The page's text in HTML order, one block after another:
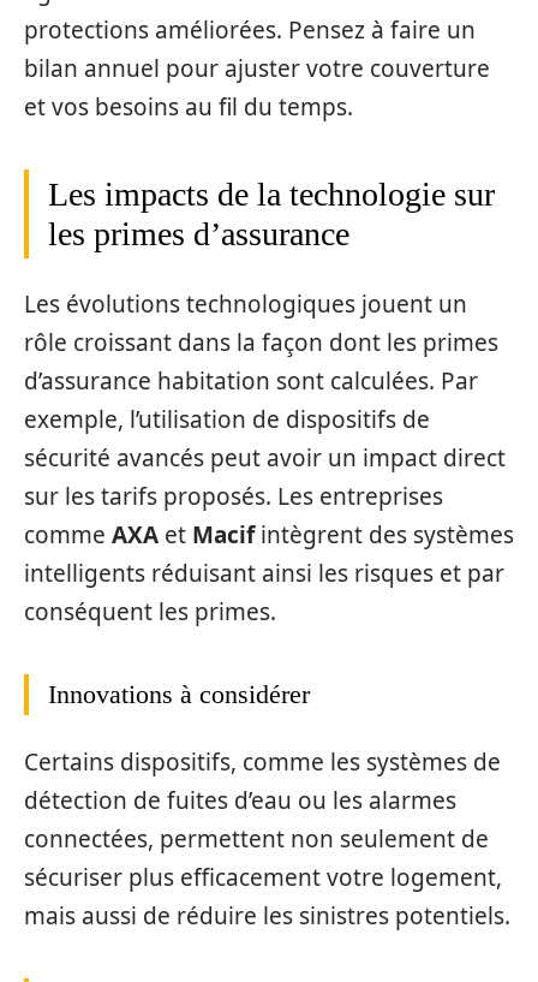
protections améliorées. Pensez à faire un
bilan annuel pour ajuster votre couverture
et vos besoins au fil du temps.
Les impacts de la technologie sur
les primes d’assurance
Les évolutions technologiques jouent un
rôle croissant dans la façon dont les primes
d’assurance habitation sont calculées. Par
exemple, l’utilisation de dispositifs de
sécurité avancés peut avoir un impact direct
sur les tarifs proposés. Les entreprises
comme AXA et Macifintègrent des systèmes
intelligents réduisant ainsi les risques et par
conséquent les primes.
Innovations à considérer
Certains dispositifs, comme les systèmes de
détection de fuites d’eau ou les alarmes
connectées, permettent non seulement de
sécuriser plus efficacement votre logement,
mais aussi de réduire les sinistres potentiels.